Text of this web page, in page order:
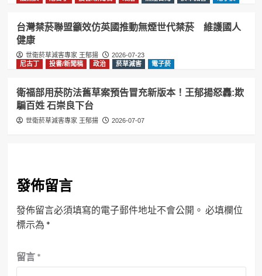
台灣禁菸聯盟籲效仿英國推動無煙世代禁菸 維護國人
健康
世衛菸草減害專家 王郁揚
2026-07-23
尼古丁
投書/新聞稿 政治 菸草減害 電子菸
衛福部用菸防法舊草案預告冒充新版本！王郁揚怒轟:欺
騙百姓 石崇良下台
世衛菸草減害專家 王郁揚 2026-07-07
發佈留言
發佈留言必須填寫的電子郵件地址不會公開。 必填欄位
標示為 *
留言 *